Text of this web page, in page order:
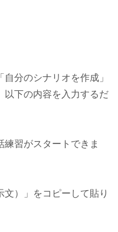
分のシナリオを作成」
以下の内容を入力するだ
習がスタートできま
文）」をコピーして貼り